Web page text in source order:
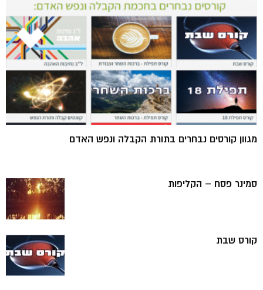
מגוון קורסים נבחרים בתורת הקבלה ונפש האדם
סמינר פסח – הקליפות
קורס שבת